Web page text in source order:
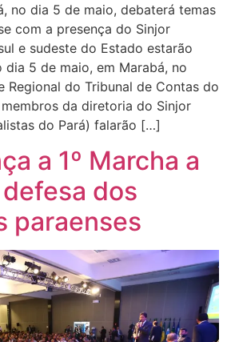
no dia 5 de maio, debaterá temas
com a presença do Sinjor
e sudeste do Estado estarão
5 de maio, em Marabá, no
Regional do Tribunal de Contas do
da diretoria do Sinjor
do Pará) falarão […]
a 1º Marcha a
dos
paraenses